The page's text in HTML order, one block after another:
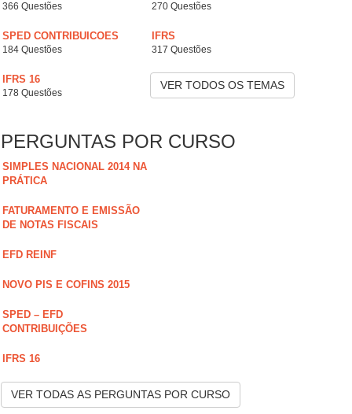
366 Questões 270 Questões
SPED CONTRIBUICOES
184 Questões
IFRS
317 Questões
IFRS 16
178 Questões
VER TODOS OS TEMAS
PERGUNTAS POR CURSO
SIMPLES NACIONAL 2014 NA
PRÁTICA
FATURAMENTO E EMISSÃO
DE NOTAS FISCAIS
EFD REINF
NOVO PIS E COFINS 2015
SPED – EFD
CONTRIBUIÇÕES
IFRS 16
VER TODAS AS PERGUNTAS POR CURSO